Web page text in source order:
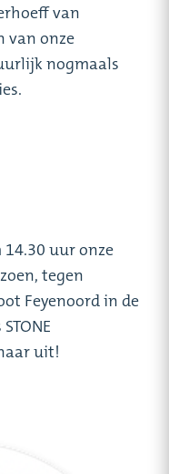
van
van onze
nogmaals
uur onze
tegen
Feyenoord in de
uit!